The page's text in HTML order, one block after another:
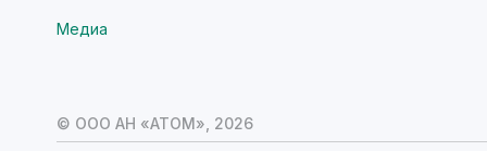
Медиа
© ООО АН «АТОМ», 2026